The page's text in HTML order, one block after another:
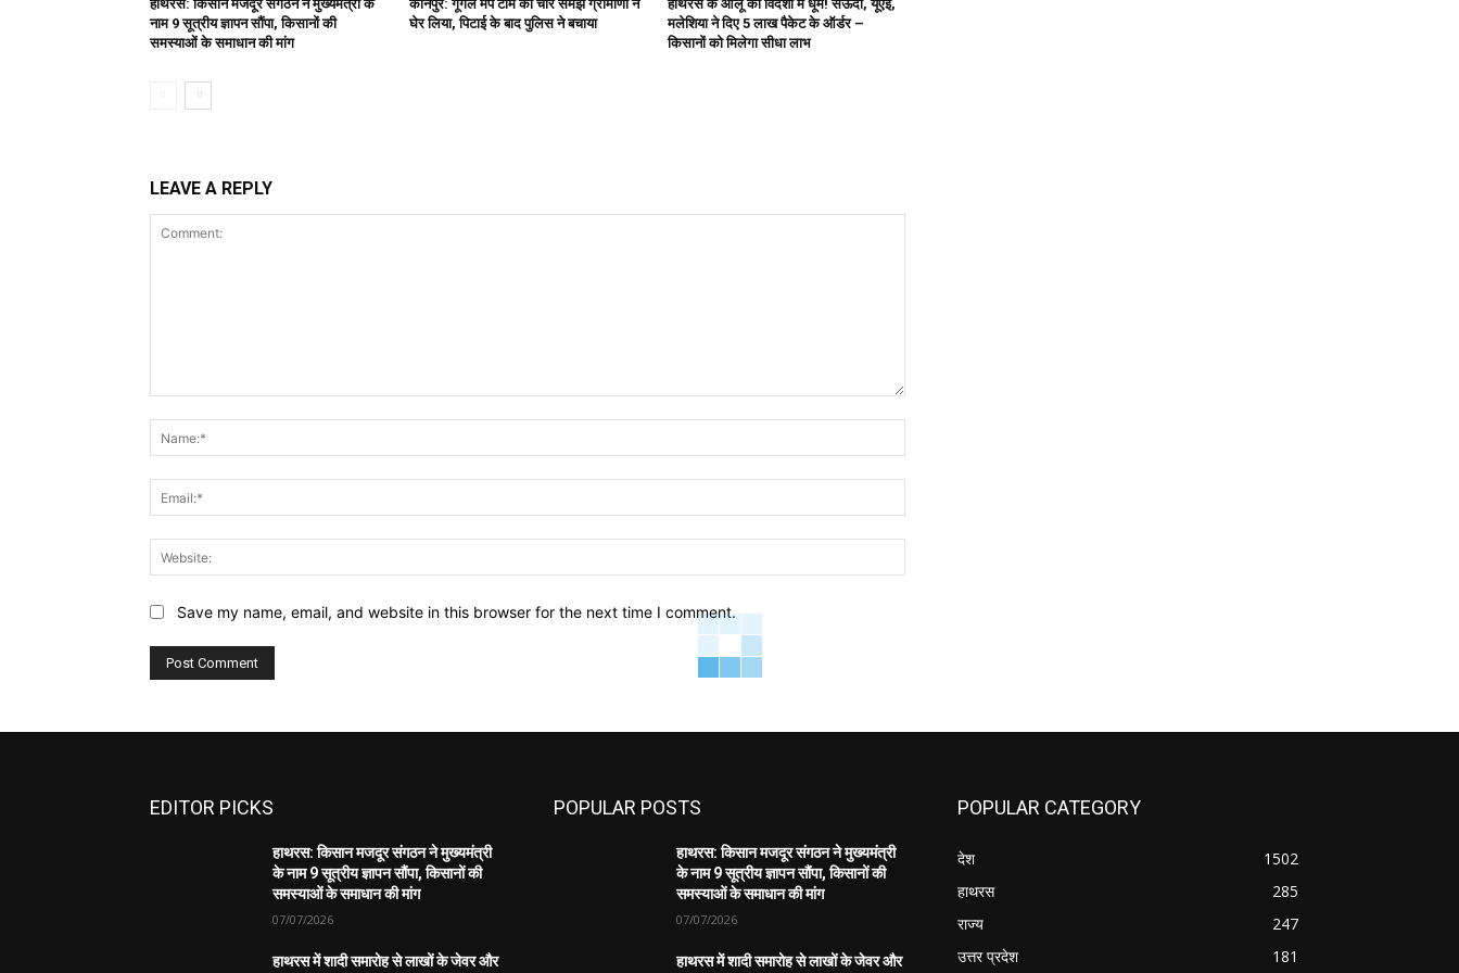
हाथरस: किसान मजदूर संगठन ने मुख्यमंत्री के
नाम 9 सूत्रीय ज्ञापन सौंपा, किसानों की
समस्याओं के समाधान की मांग
कानपुर: गूगल मैप टीम को चोर समझ ग्रामीणों ने
घेर लिया, पिटाई के बाद पुलिस ने बचाया
हाथरस के आलू की विदेशों में धूम! सऊदी, यूएई,
मलेशिया ने दिए 5 लाख पैकेट के ऑर्डर –
किसानों को मिलेगा सीधा लाभ
LEAVE A REPLY
Save my name, email, and website in this browser for the next time I comment.
EDITOR PICKS
हाथरस: किसान मजदूर संगठन ने मुख्यमंत्री
के नाम 9 सूत्रीय ज्ञापन सौंपा, किसानों की
समस्याओं के समाधान की मांग
07/07/2026
हाथरस में शादी समारोह से लाखों के जेवर और
POPULAR POSTS
हाथरस: किसान मजदूर संगठन ने मुख्यमंत्री
के नाम 9 सूत्रीय ज्ञापन सौंपा, किसानों की
समस्याओं के समाधान की मांग
07/07/2026
हाथरस में शादी समारोह से लाखों के जेवर और
POPULAR CATEGORY
देश
1502
हाथरस
285
राज्य
247
उत्तर प्रदेश
181